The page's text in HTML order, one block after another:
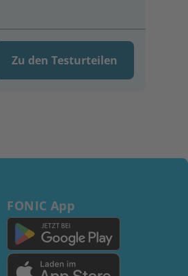
Zu den Testurteilen
FONIC App